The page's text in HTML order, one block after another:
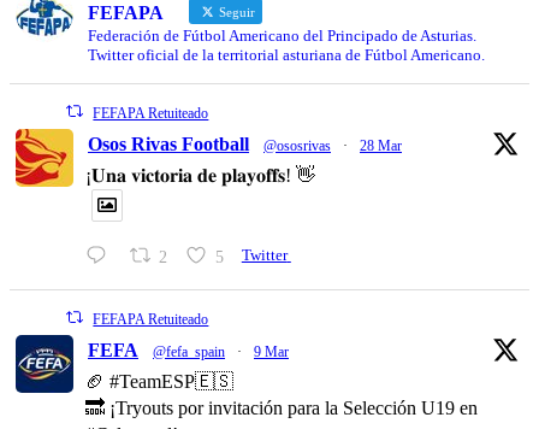
FEFAPA Seguir
Federación de Fútbol Americano del Principado de Asturias.
Twitter oficial de la territorial asturiana de Fútbol Americano.
FEFAPA Retuiteado
Osos Rivas Football @ososrivas · 28 Mar
¡𝐔𝐧𝐚 𝐯𝐢𝐜𝐭𝐨𝐫𝐢𝐚 𝐝𝐞 𝐩𝐥𝐚𝐲𝐨𝐟𝐟𝐬! 👋
2 5 Twitter
FEFAPA Retuiteado
FEFA @fefa_spain · 9 Mar
🏈 #TeamESP🇪🇸
🔜 ¡Tryouts por invitación para la Selección U19 en